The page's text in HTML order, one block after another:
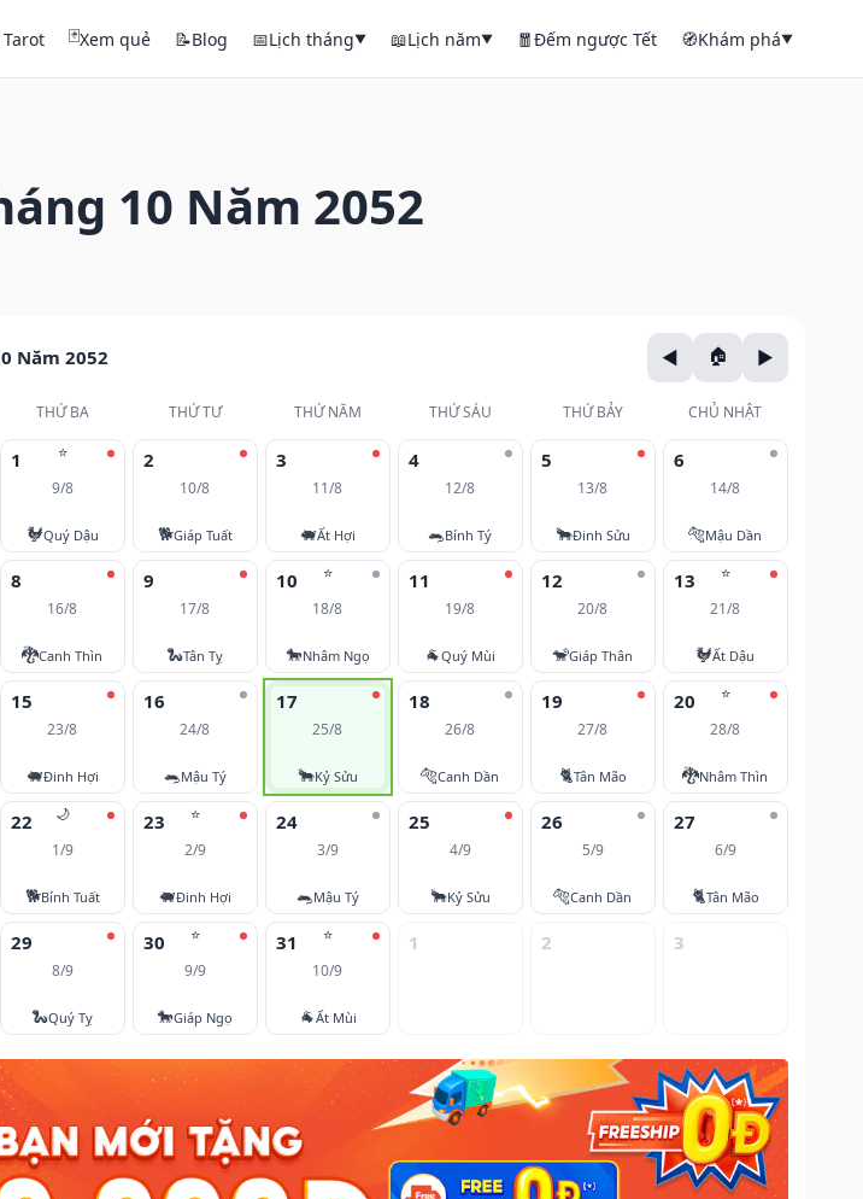
🃏Xem quẻ 📝Blog 📅Lịch tháng▼ 📖Lịch năm▼ 🧧Đếm ngược Tết 🧭Khám phá▼
10 Năm 2052
Năm 2052
THỨ BA THỨ TƯ THỨ NĂM THỨ SÁU THỨ BẢY CHỦ NHẬT
⭐
1
9/8
🐓Quý Dậu
2
10/8
🐕Giáp Tuất
3
11/8
🐖Ất Hợi
4
12/8
🐀Bính Tý
5
13/8
🐂Đinh Sửu
6
14/8
🐅Mậu Dần
8
16/8
🐉Canh Thìn
9
17/8
🐍Tân Tỵ
⭐
10
18/8
🐎Nhâm Ngọ
11
19/8
🐐Quý Mùi
12
20/8
🐒Giáp Thân
⭐
13
21/8
🐓Ất Dậu
15
23/8
🐖Đinh Hợi
16
24/8
🐀Mậu Tý
17
25/8
🐂Kỷ Sửu
18
26/8
🐅Canh Dần
19
27/8
🐈Tân Mão
⭐
20
28/8
🐉Nhâm Thìn
🌙
22
1/9
🐕Bính Tuất
⭐
23
2/9
🐖Đinh Hợi
24
3/9
🐀Mậu Tý
25
4/9
🐂Kỷ Sửu
26
5/9
🐅Canh Dần
27
6/9
🐈Tân Mão
29
8/9
🐍Quý Tỵ
⭐
30
9/9
🐎Giáp Ngọ
⭐
31
10/9
🐐Ất Mùi
1 2 3